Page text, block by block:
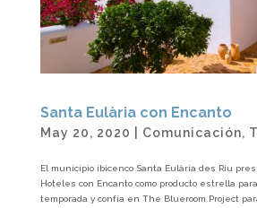
Santa Eulària con Encanto
May 20, 2020 Comunicación,
El municipio ibicenco Santa Eulària des Riu
Hoteles con Encanto como producto estrella
temporada y confía en The Blueroom Project